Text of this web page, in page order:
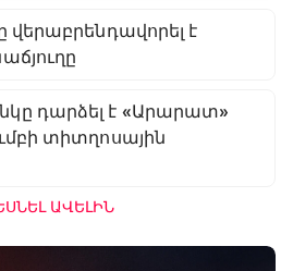
է
դարձել է «Արարատ»
տիտղոսային
ԱՎԵԼԻՆ